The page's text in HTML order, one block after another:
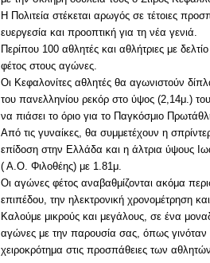
Η Πολιτεία στέκεται αρωγός σε τέτοιες
ευεργεσία και προοπτική για τη νέα γενιά.
Περίπου 100 αθλητές και αθλήτριες με
φέτος στους αγώνες.
Οι Κεφαλονίτες αθλητές θα αγωνιστούν
του πανελληνίου ρεκόρ στο ύψος (2,14μ.)
να πιάσει το όριο για το Παγκόσμιο
Από τις γυναίκες, θα συμμετέχουν η
επίδοση στην Ελλάδα και η άλτρια ύψους
( Α.Ο. Φιλοθέης) με 1.81μ.
Οι αγώνες φέτος αναβαθμίζονται ακόμα
επιπέδου, την ηλεκτρονική χρονομέτρηση
Καλούμε μικρούς και μεγάλους, σε ένα
αγώνες με την παρουσία σας, όπως γινόταν
χειροκρότημα στις προσπάθειες των